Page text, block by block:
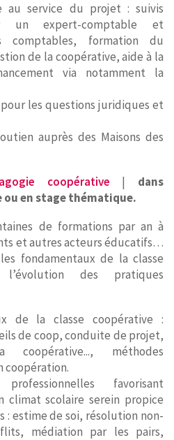
au service du projet : suivis
un expert-comptable et
comptables, formation du
de la coopérative, aide à la
via notamment la
les questions juridiques et
auprès des Maisons des
coopérative
| dans
ou en stage thématique.
de formations par an à
et autres acteurs éducatifs…
fondamentaux de la classe
des pratiques
de la classe coopérative :
de coop, conduite de projet,
méthodes
coopération.
favorisant
climat scolaire serein propice
: estime de soi, résolution non-
médiation par les pairs,